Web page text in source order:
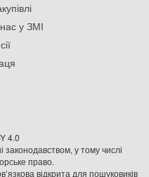
у ЗМІ
4.0
у тому числі
право.
відкрита для пошуковиків